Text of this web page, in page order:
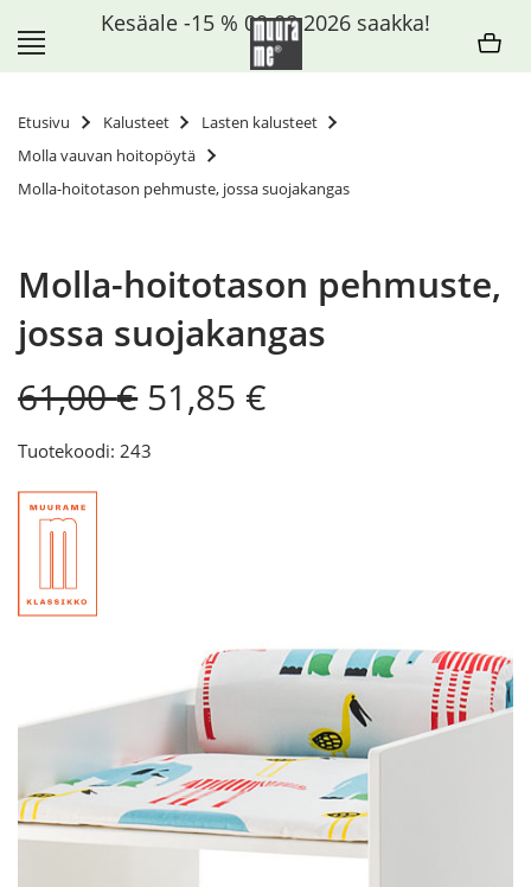
sisältöön
Etusivu Kalusteet
Lasten kalusteet
Molla vauvan hoitopöytä
Molla-hoitotason pehmuste, jossa suojakangas
Molla-hoitotason pehmuste,
jossa suojakangas
61,00€ Original
price
was:
61,00 €.
51,85 €
Tuotekoodi: 243
Kesäale -15 % 09.08.2026 saakka!